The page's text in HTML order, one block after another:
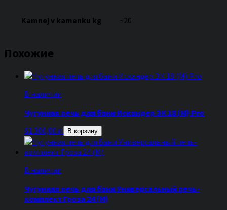
Kamnej v kamenku kg ~20
Похожие
В наличии
Чугунная печь для бани Искандер ЗК 18 (М) Pro
61 300,00 ₽ В корзину
В наличии
Чугунная печь для бани Универсальный печь-
комплект Гроза 24 (М)